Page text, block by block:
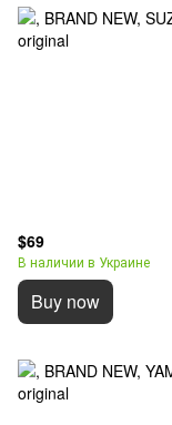
$69
В наличии в Украине
Buy now